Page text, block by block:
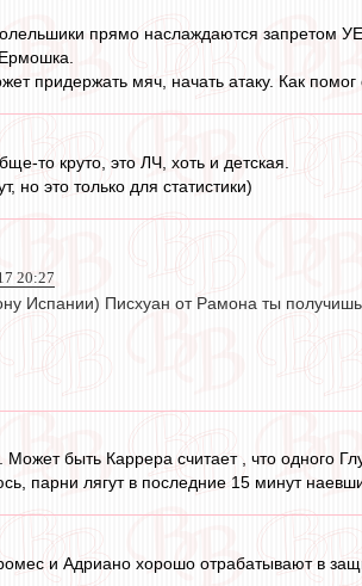
прямо наслаждаются запретом
Ермошка.
придержать мяч, начать атаку. Как помог
то круто, это ЛЧ, хоть и детская.
но это только для статистики)
20:27
Испании) Писхуан от Рамона ты
быть Каррера считает , что одного
парни лягут в последние 15 минут
и Адриано хорошо отрабатывают в